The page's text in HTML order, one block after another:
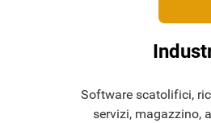
Software scatolifici,
servizi, magazzino,